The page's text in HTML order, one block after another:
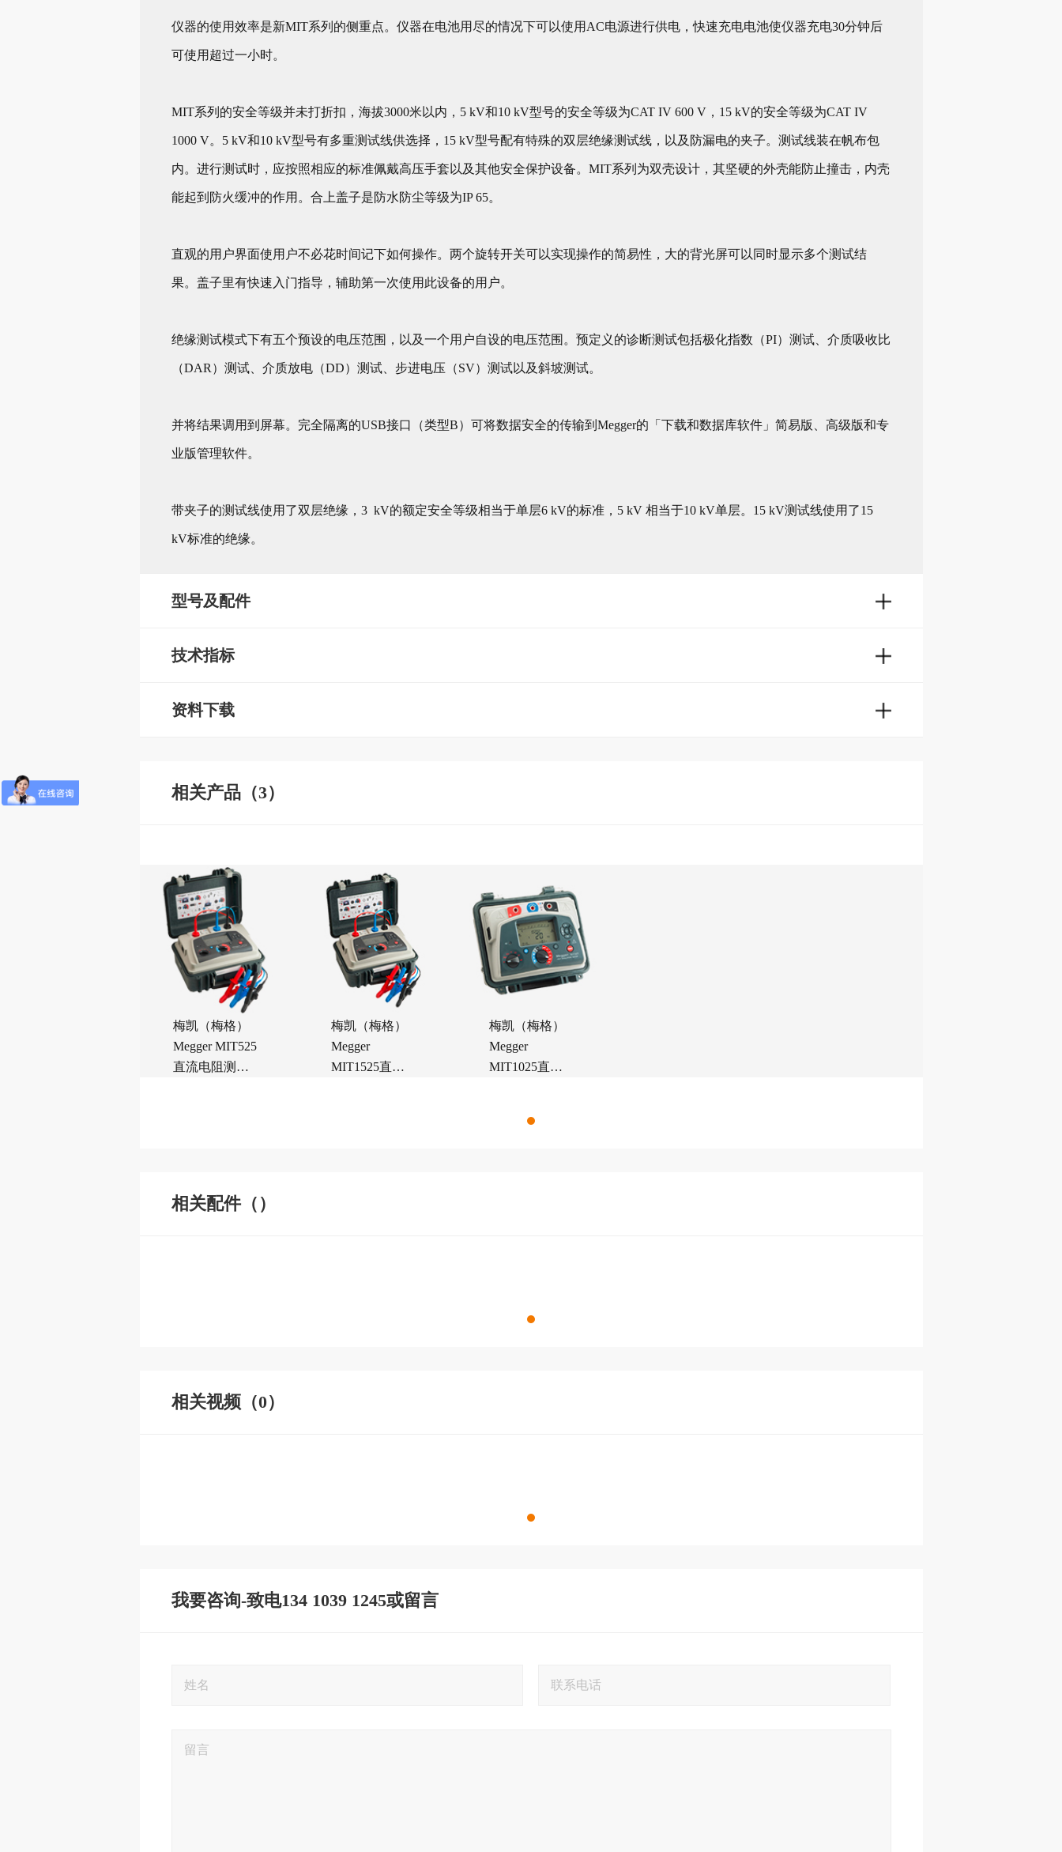
仪器的使用效率是新MIT系列的侧重点。仪器在电池用尽的情况下可以使用AC电源进行供电，快速充电电池使仪器充电30分钟后
可使用超过一小时。
MIT系列的安全等级并未打折扣，海拔3000米以内，5 kV和10 kV型号的安全等级为CAT IV 600 V，15 kV的安全等级为CAT IV
1000 V。5 kV和10 kV型号有多重测试线供选择，15 kV型号配有特殊的双层绝缘测试线，以及防漏电的夹子。测试线装在帆布包
内。进行测试时，应按照相应的标准佩戴高压手套以及其他安全保护设备。MIT系列为双壳设计，其坚硬的外壳能防止撞击，内壳
能起到防火缓冲的作用。合上盖子是防水防尘等级为IP 65。
直观的用户界面使用户不必花时间记下如何操作。两个旋转开关可以实现操作的简易性，大的背光屏可以同时显示多个测试结
果。盖子里有快速入门指导，辅助第一次使用此设备的用户。
绝缘测试模式下有五个预设的电压范围，以及一个用户自设的电压范围。预定义的诊断测试包括极化指数（PI）测试、介质吸收比
（DAR）测试、介质放电（DD）测试、步进电压（SV）测试以及斜坡测试。
并将结果调用到屏幕。完全隔离的USB接口（类型B）可将数据安全的传输到Megger的「下载和数据库软件」简易版、高级版和专
业版管理软件。
带夹子的测试线使用了双层绝缘，3 kV的额定安全等级相当于单层6 kV的标准，5 kV 相当于10 kV单层。15 kV测试线使用了15
kV标准的绝缘。
型号及配件
技术指标
资料下载
相关产品（3）
梅凯（梅格）
Megger MIT525
直流电阻测试
梅凯（梅格）
Megger
MIT1525直流
梅凯（梅格）
Megger
MIT1025直流
相关配件（）
相关视频（0）
我要咨询-致电134 1039 1245或留言